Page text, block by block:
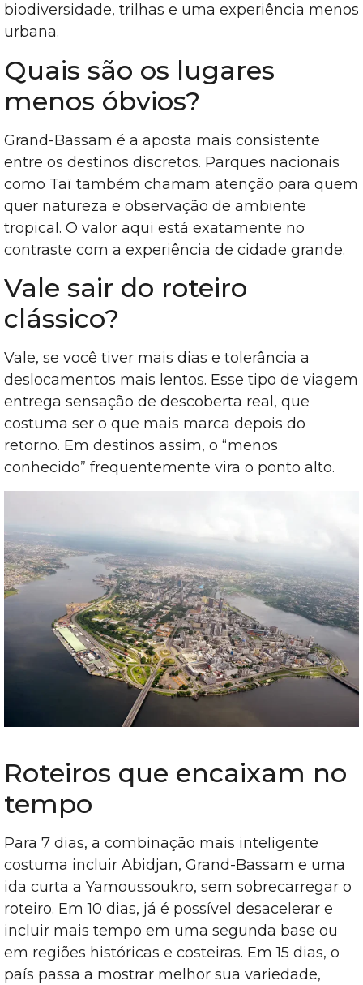
biodiversidade, trilhas e uma experiência menos
urbana.
Quais são os lugares
menos óbvios?
Grand-Bassam é a aposta mais consistente
entre os destinos discretos. Parques nacionais
como Taï também chamam atenção para quem
quer natureza e observação de ambiente
tropical. O valor aqui está exatamente no
contraste com a experiência de cidade grande.
Vale sair do roteiro
clássico?
Vale, se você tiver mais dias e tolerância a
deslocamentos mais lentos. Esse tipo de viagem
entrega sensação de descoberta real, que
costuma ser o que mais marca depois do
retorno. Em destinos assim, o “menos
conhecido” frequentemente vira o ponto alto.
Roteiros que encaixam no
tempo
Para 7 dias, a combinação mais inteligente
costuma incluir Abidjan, Grand-Bassam e uma
ida curta a Yamoussoukro, sem sobrecarregar o
roteiro. Em 10 dias, já é possível desacelerar e
incluir mais tempo em uma segunda base ou
em regiões históricas e costeiras. Em 15 dias, o
país passa a mostrar melhor sua variedade,